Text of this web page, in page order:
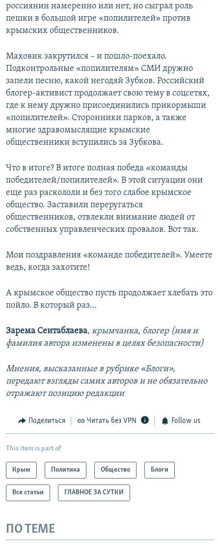
россиянин намеренно или нет, но сыграл роль
пешки в большой игре «попилителей» против
крымских общественников.
Маховик закрутился – и пошло-поехало.
Подконтрольные «попилителям» СМИ дружно
запели песню, какой негодяй Зубков. Российский
блогер-активист продолжает свою тему в соцсетях,
где к нему дружно присоединились прикормыши
«попилителей». Сторонники парков, а также
многие здравомыслящие крымские
общественники вступились за Зубкова.
Что в итоге? В итоге полная победа «команды
победителей/попилителей». В этой ситуации они
еще раз раскололи и без того слабое крымское
общество. Заставили переругаться
общественников, отвлекли внимание людей от
собственных управленческих провалов. Вот так.
Мои поздравления «команде победителей». Умеете
ведь, когда захотите!
А крымское общество пусть продолжает хлебать это
пойло. В который раз…
Зарема Сеитаблаева, крымчанка, блогер (имя и
фамилия автора изменены в целях безопасности)
Мнения, высказанные в рубрике «Блоги»,
передают взгляды самих авторов и не обязательно
отражают позицию редакции
Поделиться Читать без VPN Follow us
This item is part of
Крым Политика Общество Блоги
Все статьи ГЛАВНОЕ ЗА СУТКИ
ПО ТЕМЕ